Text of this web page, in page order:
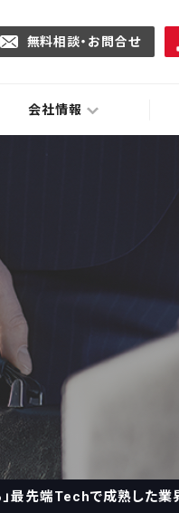
無料相談・お問合せ
会社情報
」最先端Techで成熟した